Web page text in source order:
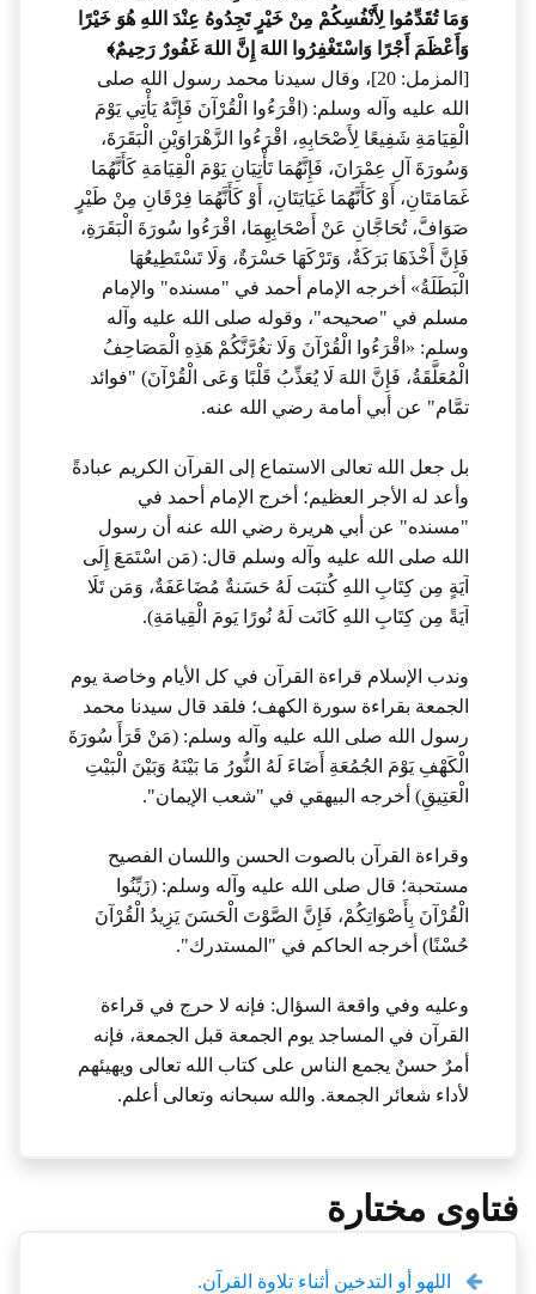
وَمَا تُقَدِّمُوا لِأَنْفُسِكُمْ مِنْ خَيْرٍ تَجِدُوهُ عِنْدَ اللهِ هُوَ خَيْرًا
وَأَعْظَمَ أَجْرًا وَاسْتَغْفِرُوا اللهَ إِنَّ اللهَ غَفُورٌ رَحِيمٌ﴾
[المزمل: 20]، وقال سيدنا محمد رسول الله صلى
الله عليه وآله وسلم: (اقْرَءُوا الْقُرْآنَ فَإِنَّهُ يَأْتِي يَوْمَ
الْقِيَامَةِ شَفِيعًا لِأَصْحَابِهِ، اقْرَءُوا الزَّهْرَاوَيْنِ الْبَقَرَةَ،
وَسُورَةَ آلِ عِمْرَانَ، فَإِنَّهُمَا تَأْتِيَانِ يَوْمَ الْقِيَامَةِ كَأَنَّهُمَا
غَمَامَتَانِ، أَوْ كَأَنَّهُمَا غَيَايَتَانِ، أَوْ كَأَنَّهُمَا فِرْقَانِ مِنْ طَيْرٍ
صَوَافَّ، تُحَاجَّانِ عَنْ أَصْحَابِهِمَا، اقْرَءُوا سُورَةَ الْبَقَرَةِ،
فَإِنَّ أَخْذَهَا بَرَكَةٌ، وَتَرْكَهَا حَسْرَةٌ، وَلَا تَسْتَطِيعُهَا
الْبَطَلَةُ» أخرجه الإمام أحمد في "مسنده" والإمام
مسلم في "صحيحه"، وقوله صلى الله عليه وآله
وسلم: «اقْرَءُوا الْقُرْآنَ وَلَا تغُرَّنَّكُمْ هَذِهِ الْمَصَاحِفُ
الْمُعَلَّقَةُ، فَإِنَّ اللهَ لَا يُعَذِّبُ قَلْبًا وَعَى الْقُرْآنَ) "فوائد
تمَّام" عن أبي أمامة رضي الله عنه.
بل جعل الله تعالى الاستماع إلى القرآن الكريم عبادةً
وأعد له الأجر العظيم؛ أخرج الإمام أحمد في
"مسنده" عن أبي هريرة رضي الله عنه أن رسول
الله صلى الله عليه وآله وسلم قال: (مَن اسْتَمَعَ إِلَى
آيَةٍ مِن كِتَابِ اللهِ كُتبَت لَهُ حَسَنةٌ مُضَاعَفَةٌ، وَمَن تَلَا
آيَةً مِن كِتَابِ اللهِ كَانَت لَهُ نُورًا يَومَ الْقِيامَةِ).
وندب الإسلام قراءة القرآن في كل الأيام وخاصة يوم
الجمعة بقراءة سورة الكهف؛ فلقد قال سيدنا محمد
رسول الله صلى الله عليه وآله وسلم: (مَنْ قَرَأَ سُورَةَ
الْكَهْفِ يَوْمَ الجُمُعَةِ أَضَاءَ لَهُ النُّورُ مَا بَيْنَهُ وَبَيْنَ الْبَيْتِ
الْعَتِيقِ) أخرجه البيهقي في "شعب الإيمان".
وقراءة القرآن بالصوت الحسن واللسان الفصيح
مستحبة؛ قال صلى الله عليه وآله وسلم: (زَيِّنُوا
الْقُرْآنَ بِأَصْوَاتِكُمْ، فَإِنَّ الصَّوْتَ الْحَسَنَ يَزِيدُ الْقُرْآنَ
حُسْنًا) أخرجه الحاكم في "المستدرك".
وعليه وفي واقعة السؤال: فإنه لا حرج في قراءة
القرآن في المساجد يوم الجمعة قبل الجمعة، فإنه
أمرٌ حسنٌ يجمع الناس على كتاب الله تعالى ويهيئهم
لأداء شعائر الجمعة. والله سبحانه وتعالى أعلم.
فتاوى مختارة
اللهو أو التدخين أثناء تلاوة القرآن.